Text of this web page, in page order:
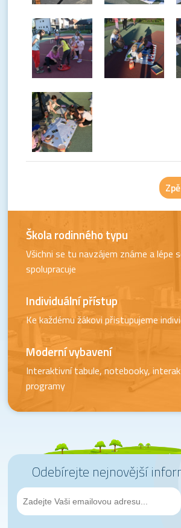
Škola rodinného typu
Všichni se tu navzájem známe a lépe
spolupracuje
Individuální přístup
Ke každému žákovi přistupujeme
Moderní vybavení
Interaktivní tabule, notebooky,
programy
Odebírejte nejnovější